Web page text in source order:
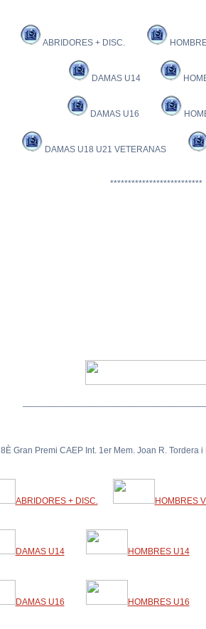
ABRIDORES + DISC.
DAMAS U14
DAMAS U16
DAMAS U18 U21 VETERANAS
**************************
Gran Premi CAEP Int. 1er Mem. Joan R. Tordera i
ABRIDORES + DISC. HOMBRES
DAMAS U14 HOMBRES U14
DAMAS U16 HOMBRES U16